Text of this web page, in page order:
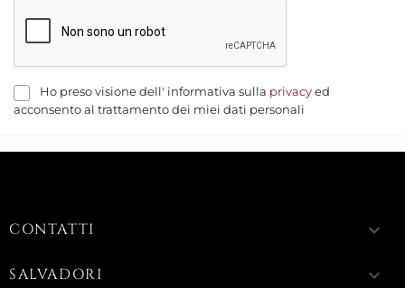
Ho preso visione dell' informativa sulla privacy ed
acconsento al trattamento dei miei dati personali
CONTATTI keyboard_arrow_down
SALVADORI keyboard_arrow_down